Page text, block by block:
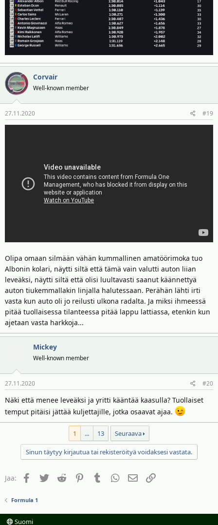
Corvair
Well-known member
27.11.2020 #19
Olipa omaan silmään vähän kummallinen amatöörimoka tuo
Albonin kolari, näytti siltä että tämä vain valutti auton liian
leveäksi, näytti siltä että olisi luultavasti saanut käännettyä
auton tiukemmallakin linjalla halutessaan. Perähän lähti irti
vasta kun auto oli jo reilusti ulkona radalta. Ja miksi ihmeessä
pitää tuollaisessa tilanteessa pitää lappu lattiassa, etenkin kun
ajetaan vasta harkkoja...
Mickey
Well-known member
27.11.2020 #20
Näki että menee leveäksi ja yritti kääntää kaasulla? Tuollaiset
temput pitäisi jättää kuljettajille, jotka osaavat ajaa.
1 ... 13 Seuraava
Sinun täytyy kirjautua tai rekisteröityä voidaksesi vastata.
Jaa: Facebook
TwitterReddit PinterestTumblrWhatsAppSähköposti
Linkki
Formula 1
Suomi